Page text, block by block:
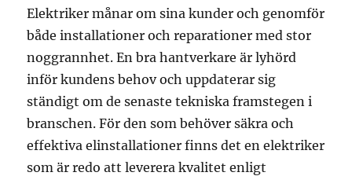
Elektriker månar om sina kunder och genomför
både installationer och reparationer med stor
noggrannhet. En bra hantverkare är lyhörd
inför kundens behov och uppdaterar sig
ständigt om de senaste tekniska framstegen i
branschen. För den som behöver säkra och
effektiva elinstallationer finns det en elektriker
som är redo att leverera kvalitet enligt